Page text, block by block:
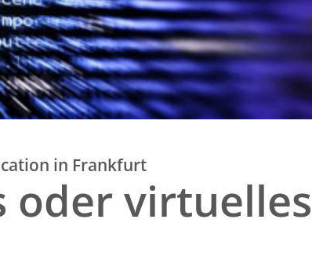
in Frankfurt
oder